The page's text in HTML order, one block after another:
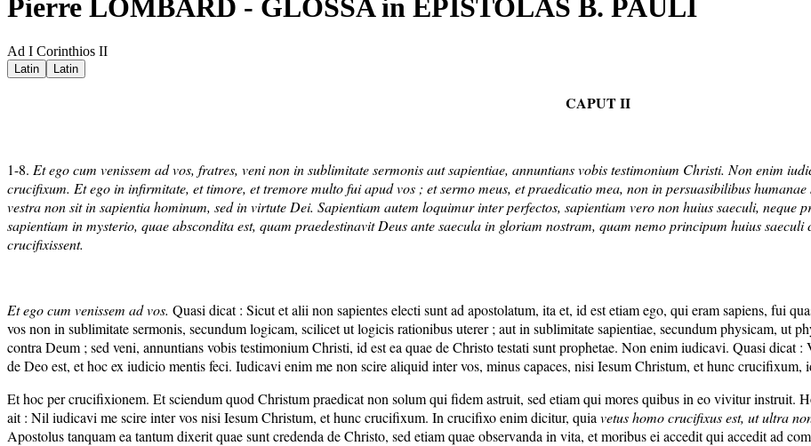
Pierre LOMBARD - GLOSSA in EPISTOLAS B. PAULI
Ad I Corinthios II
Latin Latin
CAPUT II
1-8. Et ego cum venissem ad vos, fratres, veni non in sublimitate sermonis aut sapientiae, annuntians vobis testimonium Christi. Non enim
crucifixum. Et ego in infirmitate, et timore, et tremore multo fui apud vos ; et sermo meus, et praedicatio mea, non in persuasibilibus
vestra non sit in sapientia hominum, sed in virtute Dei. Sapientiam autem loquimur inter perfectos, sapientiam vero non huius saeculi,
sapientiam in mysterio, quae abscondita est, quam praedestinavit Deus ante saecula in gloriam nostram, quam nemo principum huius
crucifixissent.
Et ego cum venissem ad vos. Quasi dicat : Sicut et alii non sapientes electi sunt ad apostolatum, ita et, id est etiam ego, qui eram sapiens, fui
vos non in sublimitate sermonis, secundum logicam, scilicet ut logicis rationibus uterer ; aut in sublimitate sapientiae, secundum physicam, ut
contra Deum ; sed veni, annuntians vobis testimonium Christi, id est ea quae de Christo testati sunt prophetae. Non enim iudicavi. Quasi dicat
de Deo est, et hoc ex iudicio mentis feci. Iudicavi enim me non scire aliquid inter vos, minus capaces, nisi Iesum Christum, et hunc crucifixum,
Et hoc per crucifixionem. Et sciendum quod Christum praedicat non solum qui fidem astruit, sed etiam qui mores quibus in eo vivitur instruit.
ait : Nil iudicavi me scire inter vos nisi Iesum Christum, et hunc crucifixum. In crucifixo enim dicitur, quia vetus homo crucifixus est, ut ultra
Apostolus tanquam ea tantum dixerit quae sunt credenda de Christo, sed etiam quae observanda in vita, et moribus ei accedit qui accedit ad